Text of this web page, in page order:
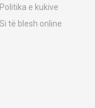
Politika e kukive
Si të blesh online